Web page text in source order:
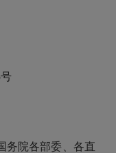
务院各部委、各直